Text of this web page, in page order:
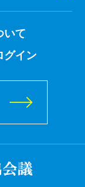
いて
グイン